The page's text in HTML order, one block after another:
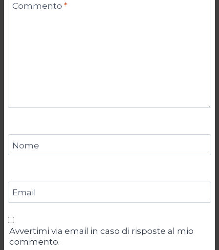
Commento *
Nome
Email
Avvertimi via email in caso di risposte al mio
commento.